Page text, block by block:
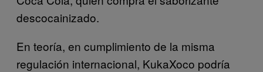
descocainizado.
En teoría, en cumplimiento de la misma
regulación internacional, KukaXoco podría